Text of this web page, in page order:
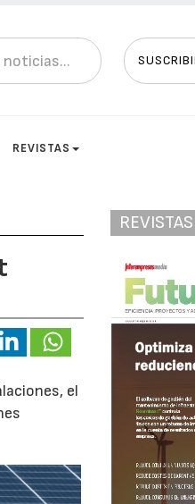
REVISTAS
el
REVISTAS